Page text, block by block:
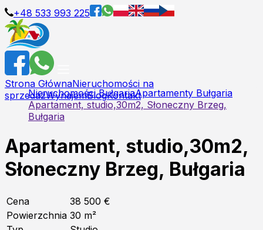
+48 533 993 225
Strona GłównaNieruchomości na
sprzedażWynajemBlogKontakt
Nieruchomości BułgariaApartamenty Bułgaria
Apartament, studio,30m2, Słoneczny Brzeg,
Bułgaria
Apartament, studio,30m2,
Słoneczny Brzeg, Bułgaria
Cena
38 500 €
Powierzchnia 30 m²